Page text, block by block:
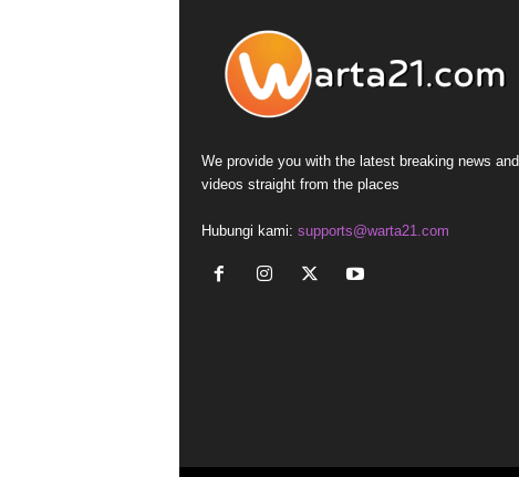
We provide you with the latest breaking news and
videos straight from the places
Hubungi kami: supports@warta21.com